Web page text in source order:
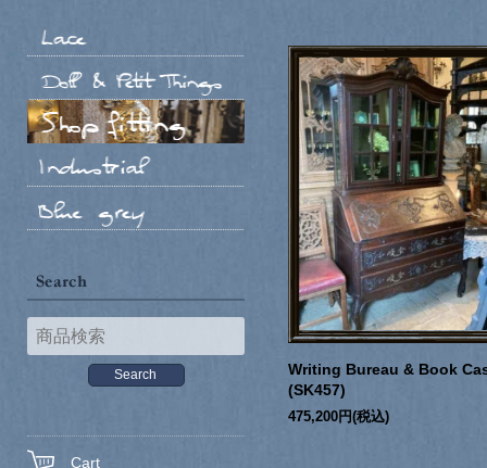
Cart
Writing Bureau & Book
(SK457)
475,200円(税込)